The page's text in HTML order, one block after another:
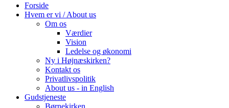
Forside
Hvem er vi / About us
Om os
Værdier
Vision
Ledelse og økonomi
Ny i Højnæskirken?
Kontakt os
Privatlivspolitik
About us - in English
Gudstjeneste
Børnekirken